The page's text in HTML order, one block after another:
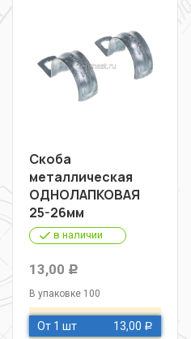
Скоба
металлическая
ОДНОЛАПКОВАЯ
25-26мм
в наличии
13,00 Р
В упаковке 100
От 1 шт 13,00 Р